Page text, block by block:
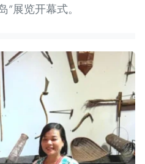
展览开幕式。